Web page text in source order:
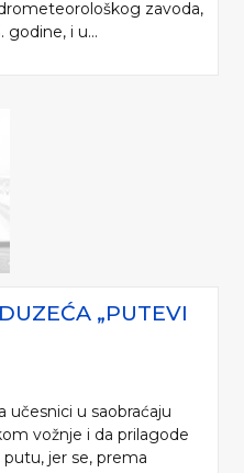
zavoda,
godine, i u...
„PUTEVI
učesnici u saobraćaju
vožnje i da prilagode
jer se, prema
materijala i fotografija sa internet
Bulevar kralja Aleksandra 282
fax 17, 11050 Beograd 22